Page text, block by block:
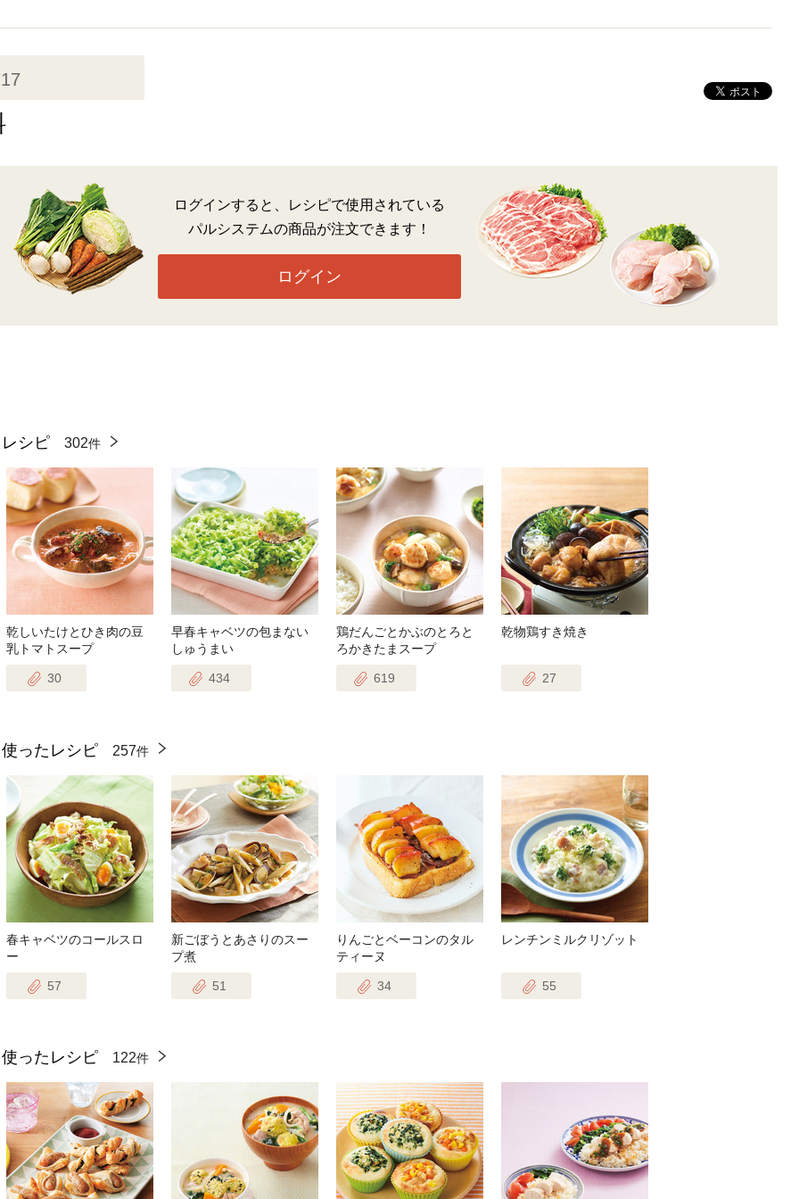
ログインすると、レシピで使用されている
パルシステムの商品が注文できます！
ログイン
シピ 302件
乾しいたけとひき肉の豆
乳トマトスープ
30
早春キャベツの包まない
しゅうまい
434
鶏だんごとかぶのとろと
ろかきたまスープ
619
乾物鶏すき焼き
27
ったレシピ 257件
春キャベツのコールスロ
ー
57
新ごぼうとあさりのスー
プ煮
51
りんごとベーコンのタル
ティーヌ
34
レンチンミルクリゾット
55
ったレシピ 122件